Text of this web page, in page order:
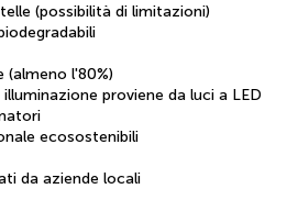
(possibilità di limitazioni)
(almeno l'80%)
proviene da luci a LED
ecosostenibili
da aziende locali